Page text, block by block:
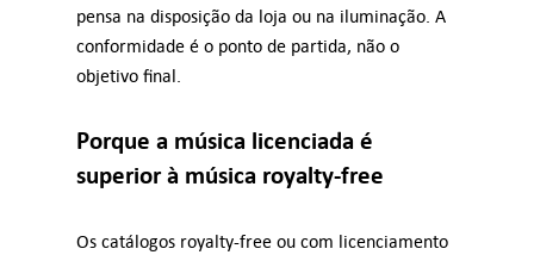
pensa na disposição da loja ou na iluminação. A
conformidade é o ponto de partida, não o
objetivo final.
Porque a música licenciada é
superior à música royalty-free
Os catálogos royalty-free ou com licenciamento